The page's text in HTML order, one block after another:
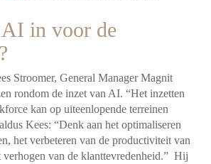
in voor de
Stroomer, General Manager Magnit
rondom de inzet van AI. “Het inzetten
kan op uiteenlopende terreinen
Kees: “Denk aan het optimaliseren
het verbeteren van de productiviteit van
verhogen van de klanttevredenheid.” Hij